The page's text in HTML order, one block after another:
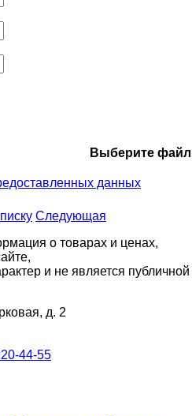
Выберите файл
данных
Следующая
о товарах и ценах,
и не является публичной
д. 2
44-55